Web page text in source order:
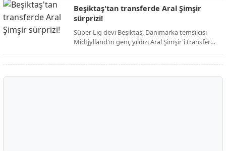
Bordo-mavili yönetimin, iddialı bir kadro kurma
hedefi doğrultusunda girişimlerini hızlandırdığı
öğrenildi.
Beşiktaş'tan transferde Aral Şimşir
sürprizi!
Süper Lig devi Beşiktaş, Danimarka temsilcisi
Midtjylland'ın genç yıldızı Aral Şimşir'i transfer